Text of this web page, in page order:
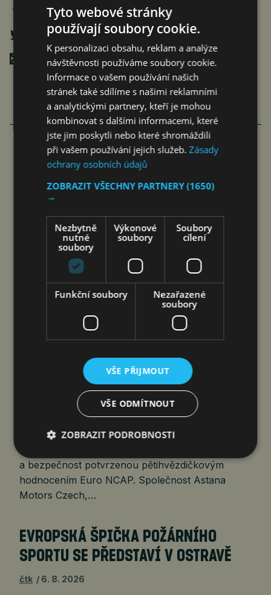
Poslat mailem
NOVÝ CHERY TIGGO 7 HEV ZVYŠUJE
BEZPEČNOST PRO RODINY S 5*
HODNOCENÍM EURO…
6. 8. 2026
Praha 6. srpna 2026 (PROTEXT) – Chery přivádí
na český trh nový model TIGGO 7 HEV. Full-
hybridní SUV rozšiřuje nabídku značky
v nejžádanějším segmentu rodinných vozů
a bezpečnost potvrzenou pětihvězdičkovým
hodnocením Euro NCAP. Společnost Astana
Motors Czech,…
EVROPSKÁ ŠPIČKA POŽÁRNÍHO
SPORTU SE PŘEDSTAVÍ V OSTRAVĚ
čtk 6. 8. 2026
Tyto webové stránky
používají soubory cookie.
K personalizaci obsahu, reklam a analýze
návštěvnosti používáme soubory cookie.
Informace o vašem používání našich
stránek také sdílíme s našimi reklamními
a analytickými partnery, kteří je mohou
kombinovat s dalšími informacemi, které
jste jim poskytli nebo které shromáždili
při vašem používání jejich služeb.Zásady
ochrany osobních údajů
ZOBRAZIT VŠECHNY PARTNERY(1650)
→
Nezbytně
nutné
soubory
Výkonové
soubory
Soubory
cílení
Funkční soubory
Nezařazené
soubory
VŠE PŘIJMOUT
VŠE ODMÍTNOUT
ZOBRAZIT PODROBNOSTI